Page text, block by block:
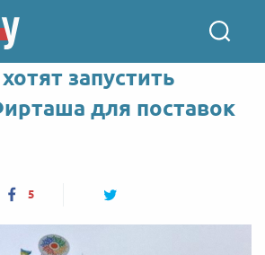
запустить
для поставок
5